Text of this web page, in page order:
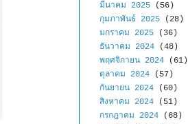
มีนาคม 2025 (56)
กุมภาพันธ์ 2025 (28)
มกราคม 2025 (36)
ธันวาคม 2024 (48)
พฤศจิกายน 2024 (61)
ตุลาคม 2024 (57)
กันยายน 2024 (60)
สิงหาคม 2024 (51)
กรกฎาคม 2024 (68)